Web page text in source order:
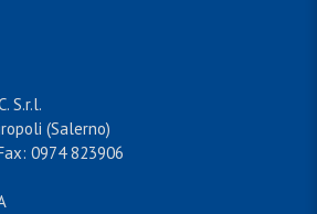
S.r.l.
(Salerno)
0974 823906